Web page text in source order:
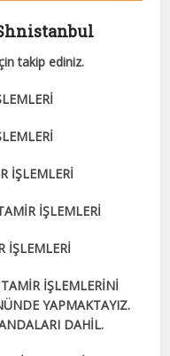
takip ediniz.
İŞLEMLERİ
İŞLEMLERİ
İŞLEMLERİ
İŞLEMLERİNİ
YAPMAKTAYIZ.
DAHİL.